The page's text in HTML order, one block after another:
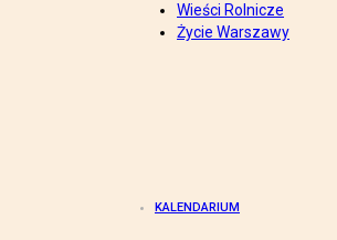
Wieści Rolnicze
Życie Warszawy
KALENDARIUM